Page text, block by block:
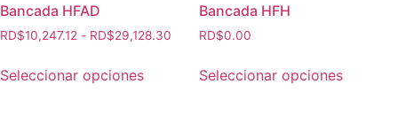
Bancada HFAD
RD$10,247.12 - RD$29,128.30
Seleccionar opciones
Bancada HFH
RD$0.00
Seleccionar opciones